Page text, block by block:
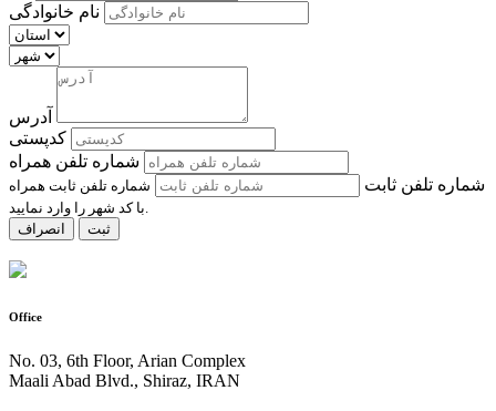
نام خانوادگی
آدرس
کدپستی
شماره تلفن همراه
شماره تلفن ثابت
شماره تلفن ثابت همراه
با کد شهر را وارد نمایید.
انصراف
ثبت
Office
No. 03, 6th Floor, Arian Complex
Maali Abad Blvd., Shiraz, IRAN